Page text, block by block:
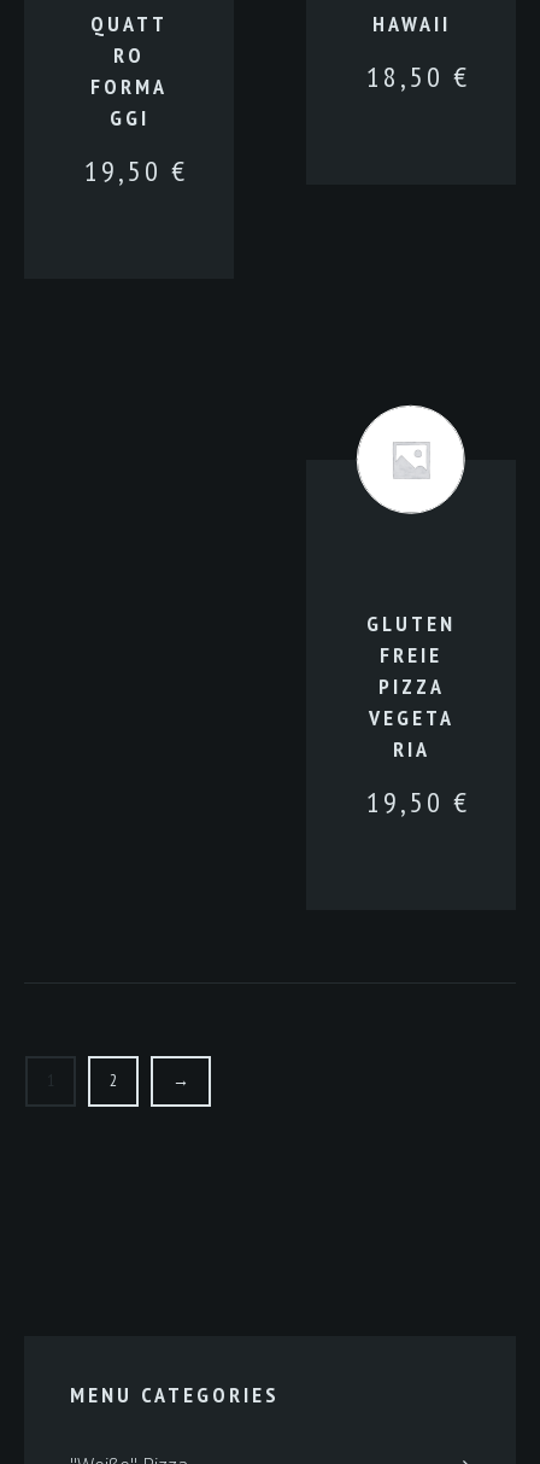
HAWAII
18,50 €
QUATT
RO
FORMA
GGI
19,50 €
GLUTEN
FREIE
PIZZA
VEGETA
RIA
19,50 €
2 →
MENU CATEGORIES